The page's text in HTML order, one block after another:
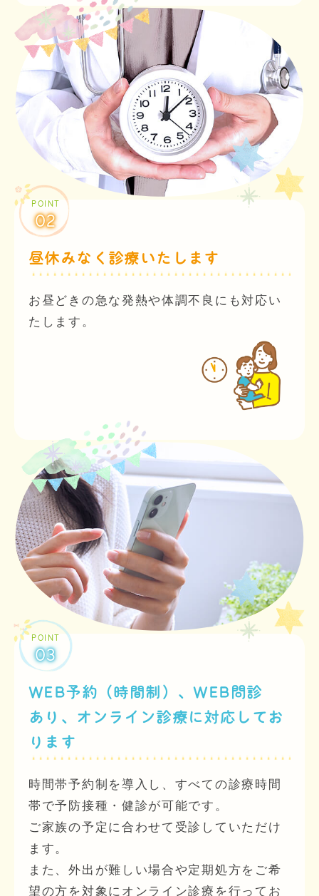
POINT
02
昼休みなく診療いたします
お昼どきの急な発熱や体調不良にも対応い
たします。
POINT
03
WEB予約（時間制）、WEB問診
あり 、 オンライン診療に対応してお
ります
時間帯予約制を導入し、すべての診療時間
帯で予防接種・健診が可能です。
ご家族の予定に合わせて受診していただけ
ます。
また、外出が難しい場合や定期処方をご希
望の方を対象にオンライン診療を行ってお